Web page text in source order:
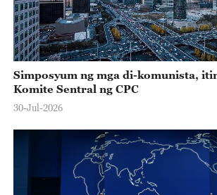
Simposyum ng mga di-komunista,
Komite Sentral ng CPC
30-Jul-2026